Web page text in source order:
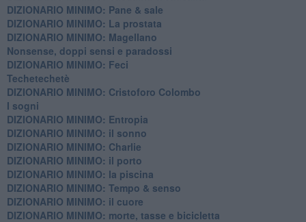
​DIZIONARIO MINIMO: Pane & sale
DIZIONARIO MINIMO: La prostata
​DIZIONARIO MINIMO: Magellano
Nonsense, doppi sensi e paradossi
DIZIONARIO MINIMO: Feci
Techetechetè
DIZIONARIO MINIMO: Cristoforo Colombo
I sogni
DIZIONARIO MINIMO: Entropia
DIZIONARIO MINIMO: il sonno
DIZIONARIO MINIMO: Charlie
DIZIONARIO MINIMO: il porto
DIZIONARIO MINIMO: la piscina
DIZIONARIO MINIMO: Tempo & senso
DIZIONARIO MINIMO: il cuore
DIZIONARIO MINIMO: morte, tasse e bicicletta